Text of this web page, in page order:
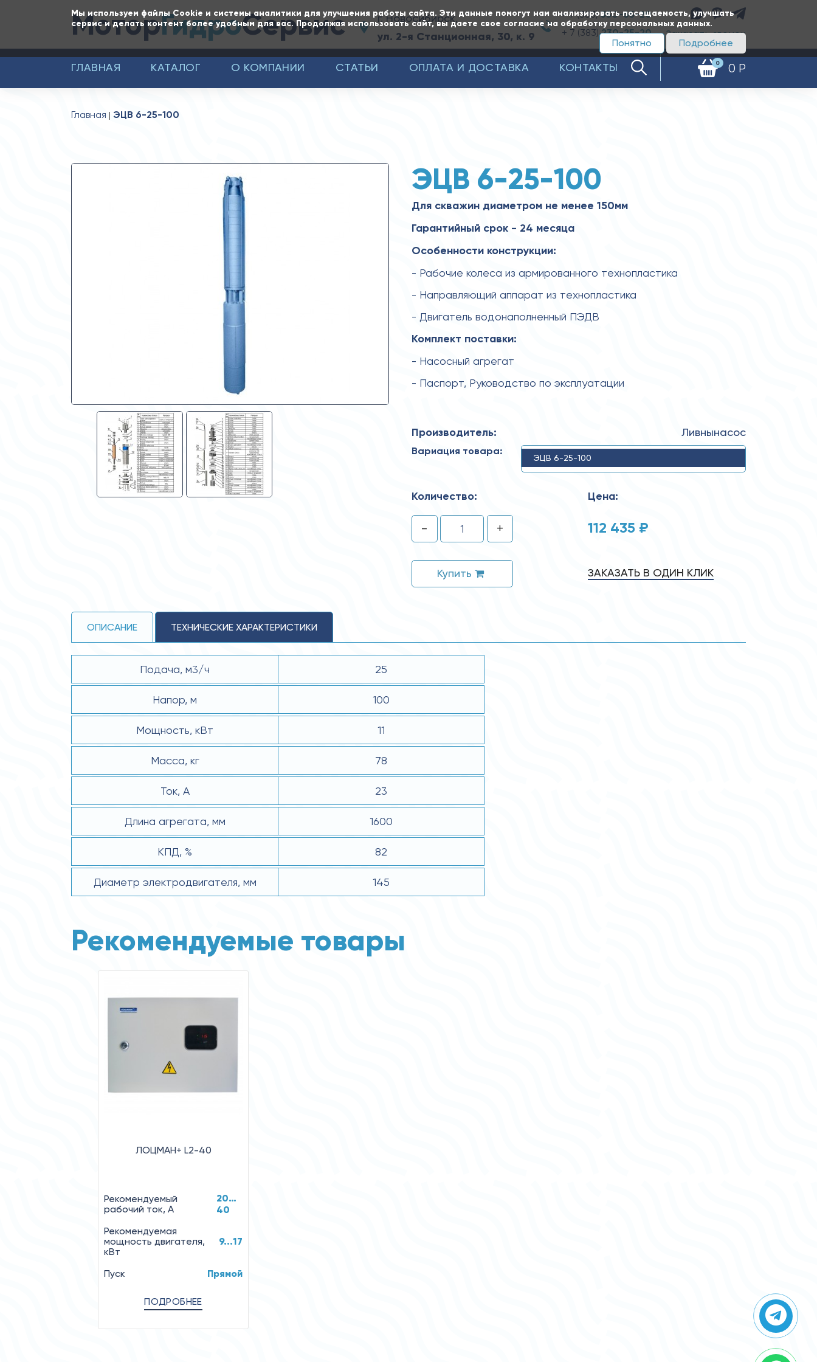
Мы используем файлы Cookie и системы аналитики для улучшения работы сайта. Эти данные помогут нам анализировать посещаемость, улучшать
сервис и делать контент более удобным для вас. Продолжая использовать сайт, вы даете свое согласие на обработку персональных данных.
Подробнее
Понятно
МоторГидроСервис г. Новосибирск,
ул. 2-я Станционная, 30, к. 9
+ 7 (383)350-65-20
+ 7 (383)230-25-20 Заказать звонок
0 0 Р
ГЛАВНАЯ КАТАЛОГ О КОМПАНИИ СТАТЬИ ОПЛАТА И ДОСТАВКА КОНТАКТЫ
Главная ЭЦВ 6-25-100
ЭЦВ 6-25-100
Для скважин диаметром не менее 150мм
Гарантийный срок - 24 месяца
Особенности конструкции:
- Рабочие колеса из армированного технопластика
- Направляющий аппарат из технопластика
- Двигатель водонаполненный ПЭДВ
Комплект поставки:
- Насосный агрегат
- Паспорт, Руководство по эксплуатации
Производитель: Ливнынасос
Вариация товара:
ЭЦВ 6-25-100
Количество:
- +
Купить
Цена:
112 435 ₽
ЗАКАЗАТЬ В ОДИН КЛИК
ОПИСАНИЕ ТЕХНИЧЕСКИЕ ХАРАКТЕРИСТИКИ
Подача, м3/ч 25
Напор, м 100
Мощность, кВт 11
Масса, кг 78
Ток, А 23
Длина агрегата, мм 1600
КПД, % 82
Диаметр электродвигателя, мм 145
Рекомендуемые товары
ЛОЦМАН+ L2-40
Рекомендуемый
рабочий ток, А
20…
40
Рекомендуемая
мощность двигателя,
кВт
9...17
Пуск Прямой
ПОДРОБНЕЕ